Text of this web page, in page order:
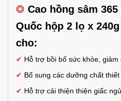
❂ Cao hồng sâm
Quốc hộp 2 lọ x
cho:
✔ Hỗ trợ bồi bổ sức khỏe, giảm
✔ Bổ sung các dưỡng chất
✔ Hỗ trợ cải thiện thiện giấc